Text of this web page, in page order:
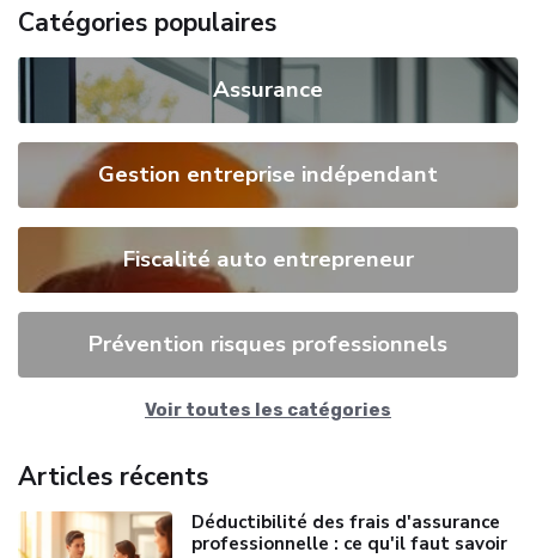
Catégories populaires
Assurance
Gestion entreprise indépendant
Fiscalité auto entrepreneur
Prévention risques professionnels
Voir toutes les catégories
Articles récents
Déductibilité des frais d'assurance
professionnelle : ce qu'il faut savoir